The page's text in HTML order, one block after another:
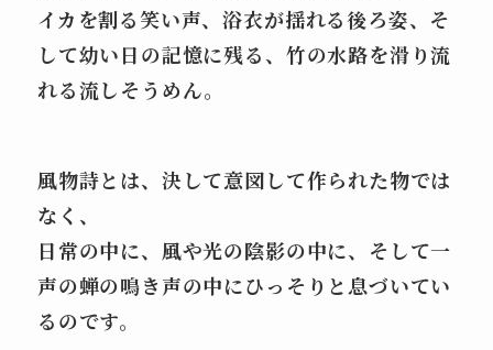
イカを割る笑い声、浴衣が揺れる後ろ姿、そ
して幼い日の記憶に残る、竹の水路を滑り流
れる流しそうめん。
風物詩とは、決して意図して作られた物では
なく、
日常の中に、風や光の陰影の中に、そして一
声の蝉の鳴き声の中にひっそりと息づいてい
るのです。